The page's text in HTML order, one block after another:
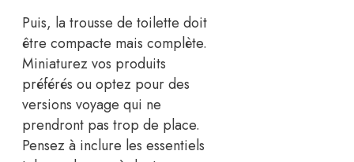
Puis, la trousse de toilette doit
être compacte mais complète.
Miniaturez vos produits
préférés ou optez pour des
versions voyage qui ne
prendront pas trop de place.
Pensez à inclure les essentiels